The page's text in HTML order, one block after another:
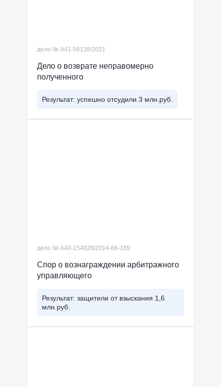
дело № А41-58138/2021
Дело о возврате неправомерно
полученного
Результат: успешно отсудили 3 млн.руб.
дело № А40-154828/2014-66-189
Спор о вознаграждении арбитражного
управляющего
Результат: защитили от взыскания 1,6
млн.руб.